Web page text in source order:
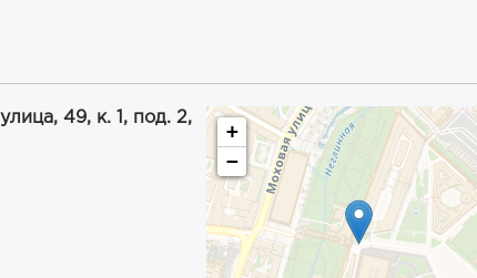
49, к. 1, под. 2,
+
−